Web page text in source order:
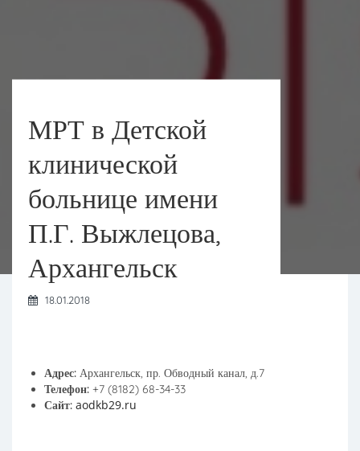
МРТ в Детской
клинической
больнице имени
П.Г. Выжлецова,
Архангельск
18.01.2018
Адрес: Архангельск, пр. Обводный канал, д.7
Телефон: +7 (8182) 68-34-33
Сайт: aodkb29.ru